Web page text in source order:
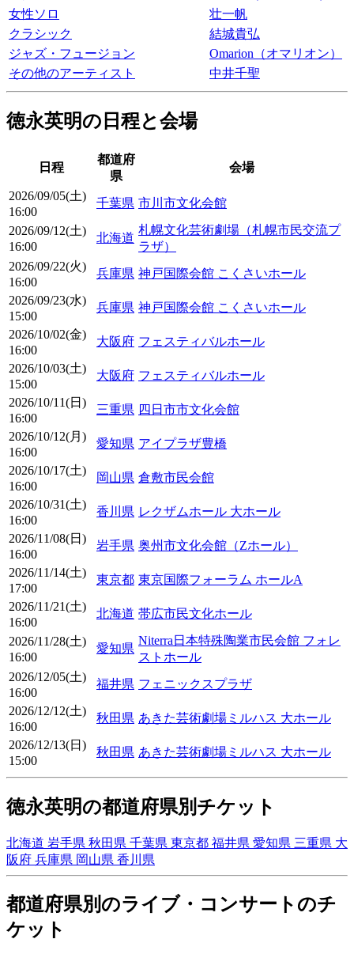
女性ソロ
壮一帆
クラシック
結城貴弘
ジャズ・フュージョン
Omarion（オマリオン）
その他のアーティスト
中井千聖
徳永英明の日程と会場
日程
都道府
県
会場
2026/09/05(土)
16:00
千葉県 市川市文化会館
2026/09/12(土)
16:00
北海道
札幌文化芸術劇場（札幌市民交流プ
ラザ）
2026/09/22(火)
16:00
兵庫県 神戸国際会館 こくさいホール
2026/09/23(水)
15:00
兵庫県 神戸国際会館 こくさいホール
2026/10/02(金)
16:00
大阪府 フェスティバルホール
2026/10/03(土)
15:00
大阪府 フェスティバルホール
2026/10/11(日)
16:00
三重県 四日市市文化会館
2026/10/12(月)
16:00
愛知県 アイプラザ豊橋
2026/10/17(土)
16:00
岡山県 倉敷市民会館
2026/10/31(土)
16:00
香川県 レクザムホール 大ホール
2026/11/08(日)
16:00
岩手県 奥州市文化会館（Zホール）
2026/11/14(土)
17:00
東京都 東京国際フォーラム ホールA
2026/11/21(土)
16:00
北海道 帯広市民文化ホール
2026/11/28(土)
16:00
愛知県
Niterra日本特殊陶業市民会館 フォレ
ストホール
2026/12/05(土)
16:00
福井県 フェニックスプラザ
2026/12/12(土)
16:00
秋田県 あきた芸術劇場ミルハス 大ホール
2026/12/13(日)
15:00
秋田県 あきた芸術劇場ミルハス 大ホール
徳永英明の都道府県別チケット
北海道 岩手県 秋田県 千葉県 東京都 福井県 愛知県 三重県 大
阪府 兵庫県 岡山県 香川県
都道府県別のライブ・コンサートのチ
ケット